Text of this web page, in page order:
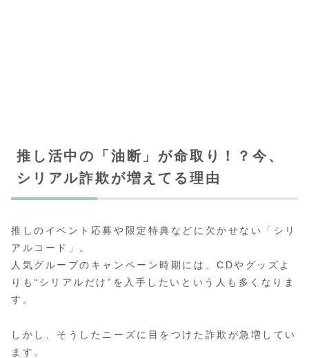
推し活中の「油断」が命取り！？今、
シリアル詐欺が増えてる理由
推しのイベント応募や限定特典などに欠かせない「シリ
アルコード」。
人気グループのキャンペーン時期には、CDやグッズよ
りも“シリアルだけ”を入手したいという人も多くなりま
す。
しかし、そうしたニーズに目をつけた詐欺が急増してい
ます。